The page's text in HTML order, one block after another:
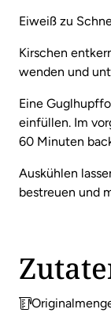
Eiweiß zu
Kirschen
wenden und
Eine
einfüllen. Im
60 Minuten
Auskühlen
bestreuen und